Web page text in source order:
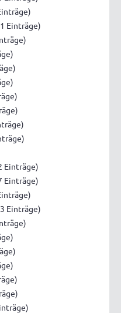
Einträge)
Einträge)
Einträge)
Einträge)